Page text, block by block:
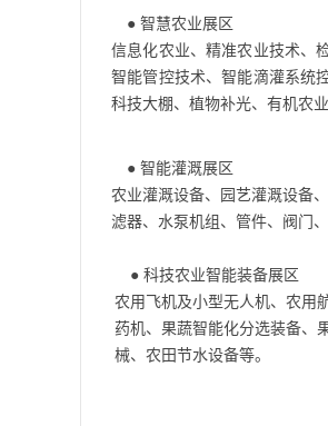
● 智慧农业展区
信息化农业、精准农业技术、
智能管控技术、智能滴灌系统
科技大棚、植物补光、有机农
● 智能灌溉展区
农业灌溉设备、园艺灌溉设备
滤器、水泵机组、管件、阀门
● 科技农业智能装备展区
农用飞机及小型无人机、农用
药机、果蔬智能化分选装备、
械、农田节水设备等。